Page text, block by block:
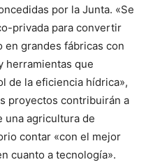
por la Junta. «Se
privada para convertir
grandes fábricas con
herramientas que
de la eficiencia hídrica»,
proyectos contribuirán a
una agricultura de
contar «con el mejor
cuanto a tecnología».